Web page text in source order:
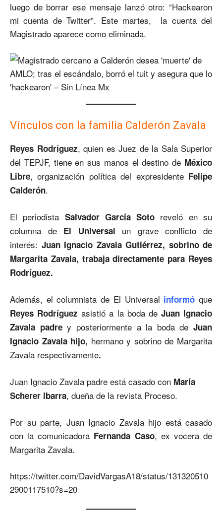
luego de borrar ese mensaje lanzó otro: “Hackearon
mi cuenta de Twitter”. Este martes, la cuenta del
Magistrado aparece como eliminada.
Vínculos con la familia Calderón Zavala
Reyes Rodríguez, quien es Juez de la Sala Superior
del TEPJF, tiene en sus manos el destino de México
Libre, organización política del expresidente Felipe
Calderón.
El periodista Salvador García Soto reveló en su
columna de El Universal un grave conflicto de
interés: Juan Ignacio Zavala Gutiérrez, sobrino de
Margarita Zavala, trabaja directamente para Reyes
Rodríguez.
Además, el columnista de El Universal informó que
Reyes Rodríguez asistió a la boda de Juan Ignacio
Zavala padrey posteriormente a la boda de Juan
Ignacio Zavala hijo, hermano y sobrino de Margarita
Zavala respectivamente.
Juan Ignacio Zavala padre está casado con María
Scherer Ibarra, dueña de la revista Proceso.
Por su parte, Juan Ignacio Zavala hijo está casado
con la comunicadora Fernanda Caso, ex vocera de
Margarita Zavala.
https://twitter.com/DavidVargasA18/status/131320510
2900117510?s=20